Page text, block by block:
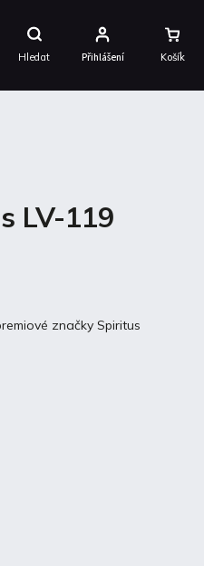
Hledat
Nákupní
Košík
Přihlášení
LV-119
značky Spiritus